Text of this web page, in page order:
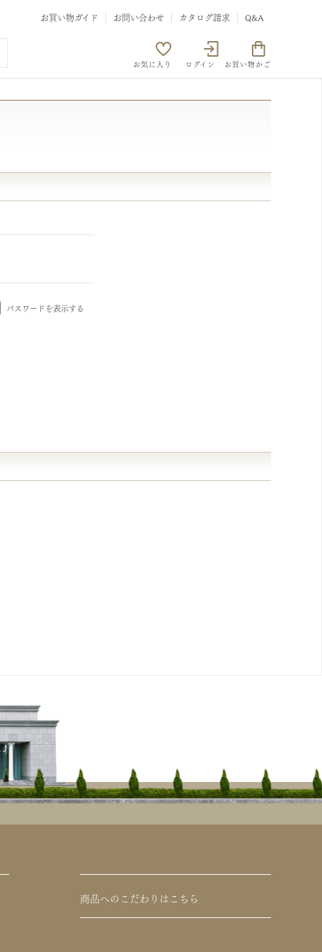
お買い物ガイド お問い合わせ カタログ請求 Q&A
お気に入り ログイン お買い物かご
パスワードを表示する
商品へのこだわりはこちら